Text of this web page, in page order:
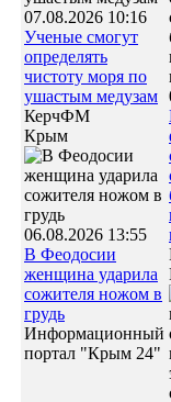
07.08.2026 10:16
Ученые смогут
определять
чистоту моря по
ушастым медузам
КерчФМ
Крым
06.08.2026 13:55
В Феодосии
женщина ударила
сожителя ножом в
грудь
Информационный
портал "Крым 24"